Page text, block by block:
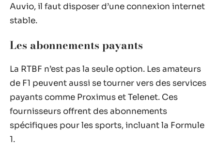
Auvio, il faut disposer d’une connexion internet
stable.
Les abonnements payants
La RTBF n’est pas la seule option. Les amateurs
de F1 peuvent aussi se tourner vers des services
payants comme Proximus et Telenet. Ces
fournisseurs offrent des abonnements
spécifiques pour les sports, incluant la Formule
1.